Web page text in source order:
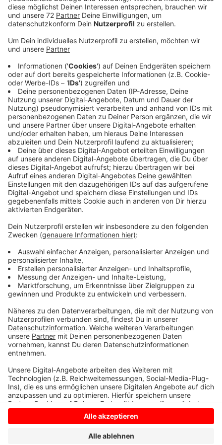
Veröffentlicht:Donnerstag, 25.04.2024 12:34
Anzeige
Der Fall Ende des vergangenen Jahres hatte viele
Menschen im Kreis Coesfeld erschüttert. Vor allem,
weil die Frau wenige Tage vor Weihnachten als
vermisst gemeldet wurde. Die Polizei suchte intensiv
nach ihr, doch sie blieb spurlos verschwunden. Erst
Anfang Januar fand sie die Leiche der Frau in einem
Waldgebiet an der A 31 in Gescher. Die Ermittler
hatten Handydaten ausgewertet, die Spur führte in
das Waldstück. Die Leiche war eingewickelt in eine
Decke und in zwei blauen Müllsäcken verstaut. Die
Staatsanwaltschaft wirft dem Ehemann vor, seine
Frau mit einem Frottee-Gürtel erdrosselt zu haben.
Der Angeklagte ist seit Januar in Untersuchungshaft.
geht davon aus, dass die Hintergründe der Tat in der
Das Landgericht Münster prüft die Anklage nun und
entscheidet dann, wann die Verhandlung angesetzt
sein soll.
Anzeige
Anzeige